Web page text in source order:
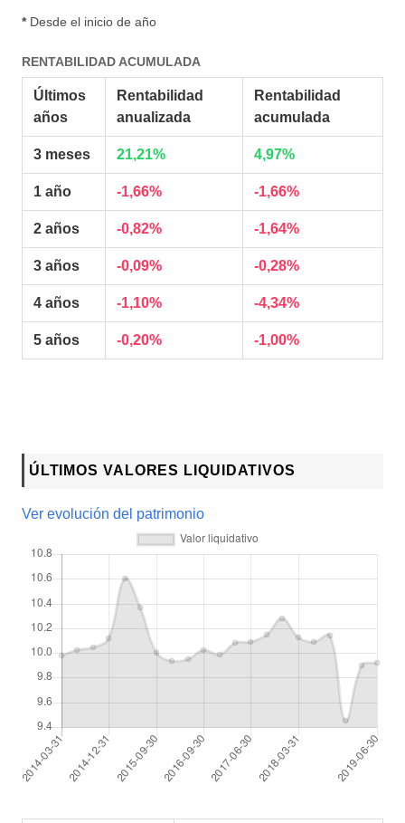
*Desde el inicio de año
RENTABILIDAD ACUMULADA
Últimos
años
Rentabilidad
anualizada
Rentabilidad
acumulada
3 meses 21,21% 4,97%
1 año -1,66% -1,66%
2 años -0,82% -1,64%
3 años -0,09% -0,28%
4 años -1,10% -4,34%
5 años -0,20% -1,00%
ÚLTIMOS VALORES LIQUIDATIVOS
Ver evolución del patrimonio